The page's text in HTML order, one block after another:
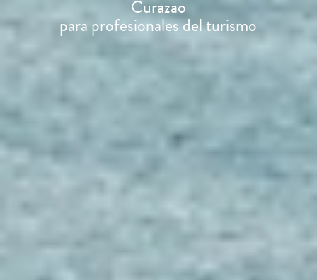
Curazao
para profesionales del turismo